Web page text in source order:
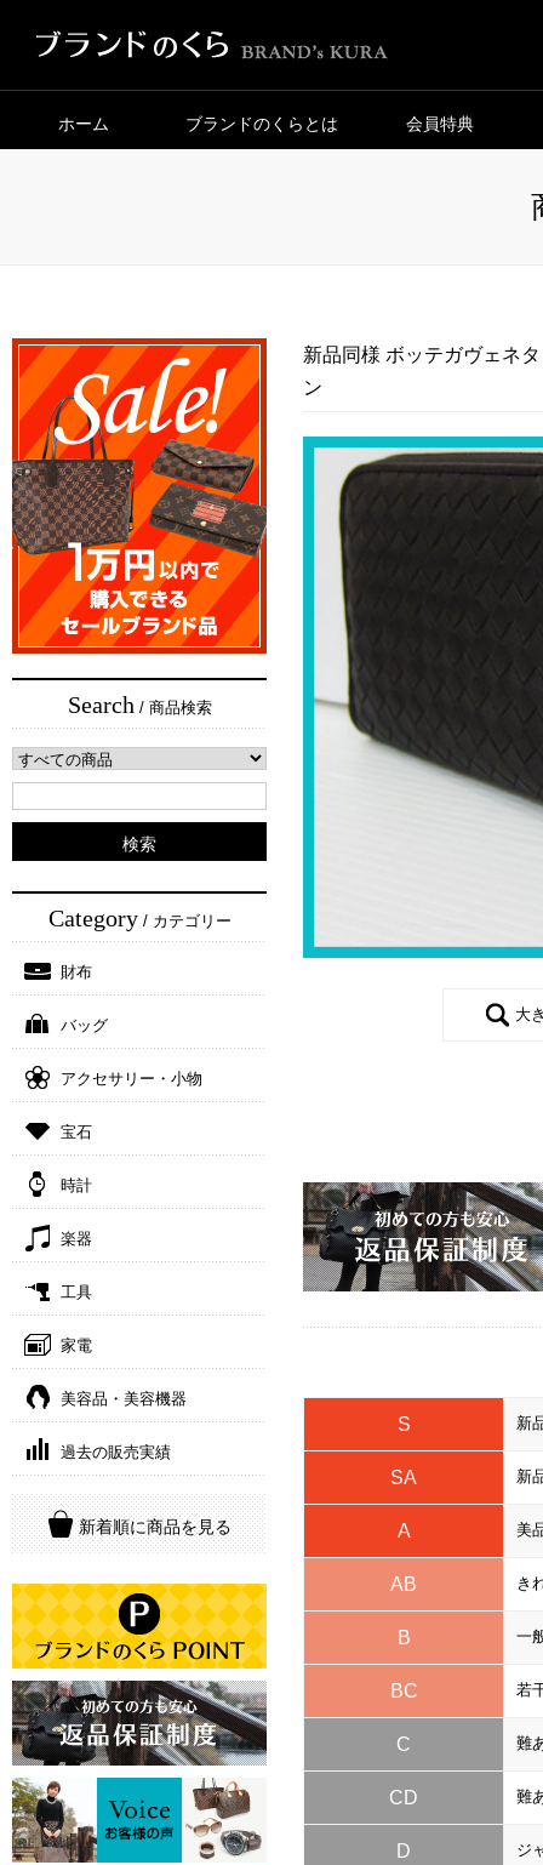
ホーム ブランドのくらとは 会員特典
Search/ 商品検索
Category/ カテゴリー
財布
バッグ
アクセサリー・小物
宝石
時計
楽器
工具
家電
美容品・美容機器
過去の販売実績
新着順に商品を見る
新品同様 ボッテガヴェネ
ン
大
S 新
SA 新
A 美
AB き
B 一
BC 若
C 難
CD 難
D ジ